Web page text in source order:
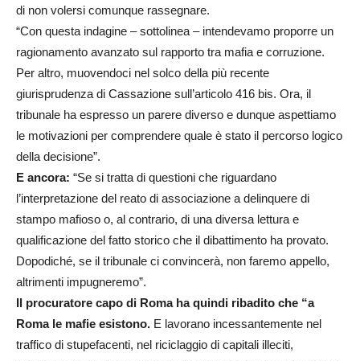
di non volersi comunque rassegnare.
“Con questa indagine – sottolinea – intendevamo proporre un
ragionamento avanzato sul rapporto tra mafia e corruzione.
Per altro, muovendoci nel solco della più recente
giurisprudenza di Cassazione sull’articolo 416 bis. Ora, il
tribunale ha espresso un parere diverso e dunque aspettiamo
le motivazioni per comprendere quale è stato il percorso logico
della decisione”.
E ancora: “Se si tratta di questioni che riguardano
l’interpretazione del reato di associazione a delinquere di
stampo mafioso o, al contrario, di una diversa lettura e
qualificazione del fatto storico che il dibattimento ha provato.
Dopodiché, se il tribunale ci convincerà, non faremo appello,
altrimenti impugneremo”.
Il procuratore capo di Roma ha quindi ribadito che “a
Roma le mafie esistono. E lavorano incessantemente nel
traffico di stupefacenti, nel riciclaggio di capitali illeciti,